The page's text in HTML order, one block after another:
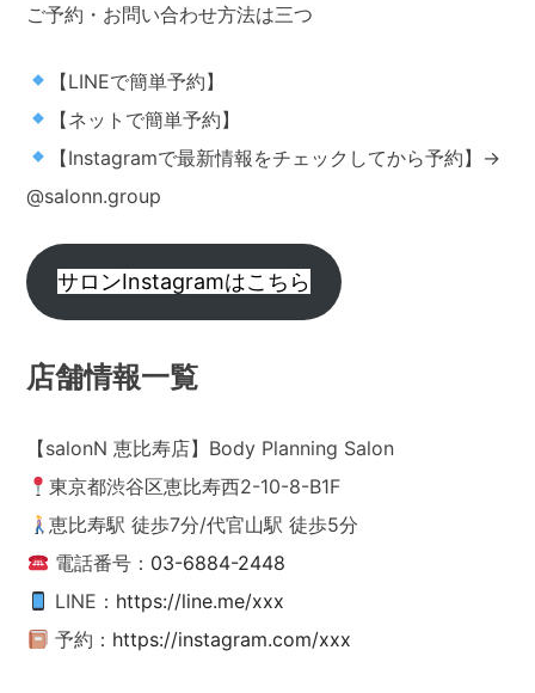
ご予約・お問い合わせ方法は三つ
【LINEで簡単予約】
【ネットで簡単予約】
【Instagramで最新情報をチェックしてから予約】→
@salonn.group
サロンInstagramはこちら
店舗情報一覧
【salonN 恵比寿店】Body Planning Salon
東京都渋谷区恵比寿西2-10-8-B1F
恵比寿駅 徒歩7分/代官山駅 徒歩5分
電話番号： 03-6884-2448
LINE： https://line.me/xxx
予約： https://instagram.com/xxx